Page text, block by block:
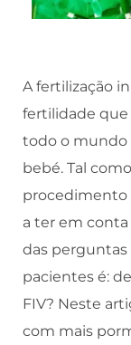
A fertilização
fertilidade que
todo o mundo
bebé. Tal
procedimento
a ter em conta
das
pacientes é:
FIV? Neste
com mais